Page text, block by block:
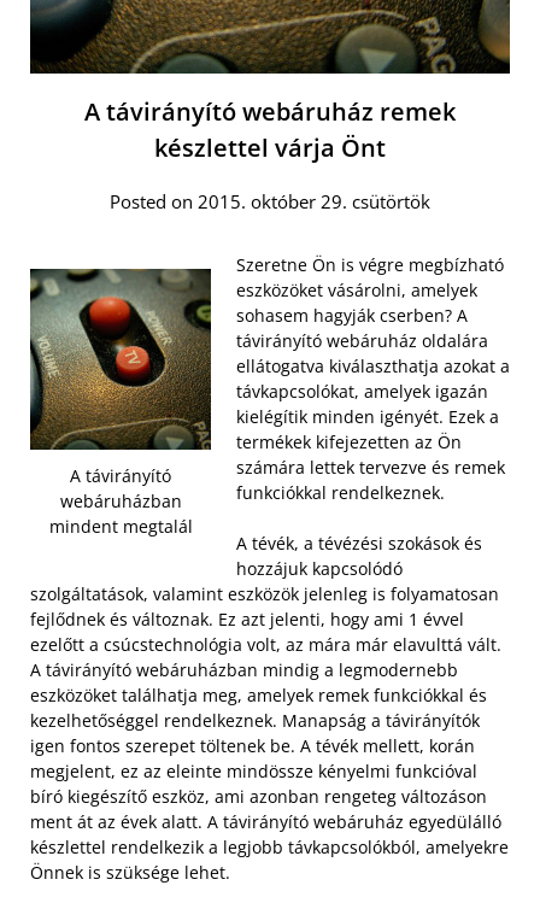
A távirányító webáruház remek
készlettel várja Önt
Posted on 2015. október 29. csütörtök
A távirányító
webáruházban
mindent megtalál
Szeretne Ön is végre megbízható
eszközöket vásárolni, amelyek
sohasem hagyják cserben? A
távirányító webáruház oldalára
ellátogatva kiválaszthatja azokat a
távkapcsolókat, amelyek igazán
kielégítik minden igényét. Ezek a
termékek kifejezetten az Ön
számára lettek tervezve és remek
funkciókkal rendelkeznek.
A tévék, a tévézési szokások és
hozzájuk kapcsolódó
szolgáltatások, valamint eszközök jelenleg is folyamatosan
fejlődnek és változnak. Ez azt jelenti, hogy ami 1 évvel
ezelőtt a csúcstechnológia volt, az mára már elavulttá vált.
A távirányító webáruházban mindig a legmodernebb
eszközöket találhatja meg, amelyek remek funkciókkal és
kezelhetőséggel rendelkeznek. Manapság a távirányítók
igen fontos szerepet töltenek be. A tévék mellett, korán
megjelent, ez az eleinte mindössze kényelmi funkcióval
bíró kiegészítő eszköz, ami azonban rengeteg változáson
ment át az évek alatt. A távirányító webáruház egyedülálló
készlettel rendelkezik a legjobb távkapcsolókból, amelyekre
Önnek is szüksége lehet.